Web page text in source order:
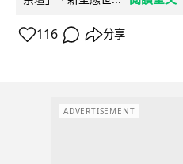
116 分享
ADVERTISEMENT